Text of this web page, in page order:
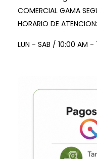
COMERCIAL GAMA
HORARIO DE ATENCION:
LUN - SAB / 10:00 AM -